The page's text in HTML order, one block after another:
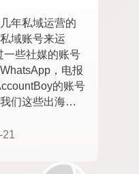
年私域运营的
域账号来运
一些社媒的账号
，电报
的账号
们这些出海人
21